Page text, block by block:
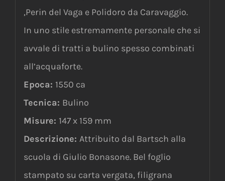
,Perin del Vaga e Polidoro da Caravaggio.
In uno stile estremamente personale che si
avvale di tratti a bulino spesso combinati
all’acquaforte.
Epoca: 1550 ca
Tecnica: Bulino
Misure: 147 x 159 mm
Descrizione: Attribuito dal Bartsch alla
scuola di Giulio Bonasone. Bel foglio
stampato su carta vergata, filigrana